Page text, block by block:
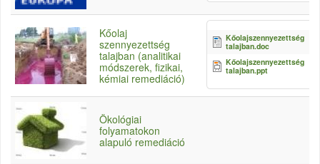
Kőolaj
szennyezettség
talajban (analitikai
módszerek, fizikai,
kémiai remediáció)
Kőolajszennyezettség
talajban.doc
Kőolajszennyezettség
talajban.ppt
Ökológiai
folyamatokon
alapuló remediáció